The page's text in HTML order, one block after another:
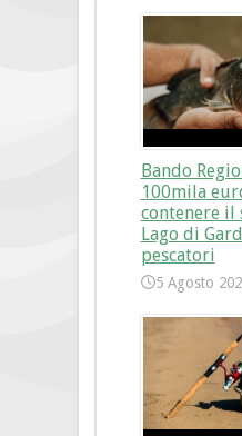
Bando
100mila
contenere il
Lago di
pescatori
5 Agosto